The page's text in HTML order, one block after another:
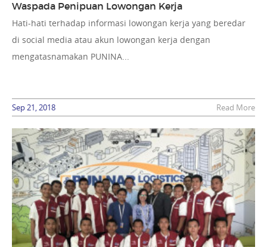
Waspada Penipuan Lowongan Kerja
Hati-hati terhadap informasi lowongan kerja yang beredar
di social media atau akun lowongan kerja dengan
mengatasnamakan PUNINA...
Sep 21, 2018 Read More